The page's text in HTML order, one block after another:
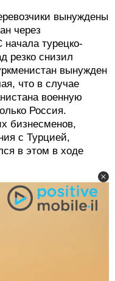
вынуждены
через
турецко-
резко снизил
вынужден
что в случае
военную
Россия.
бизнесменов,
с Турцией,
в этом в ходе